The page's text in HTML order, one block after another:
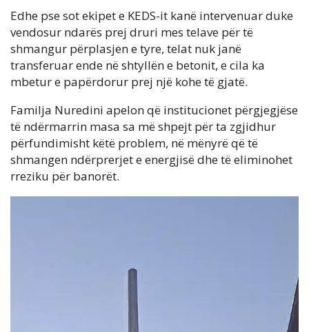
Edhe pse sot ekipet e KEDS-it kanë intervenuar duke
vendosur ndarës prej druri mes telave për të
shmangur përplasjen e tyre, telat nuk janë
transferuar ende në shtyllën e betonit, e cila ka
mbetur e papërdorur prej një kohe të gjatë.
Familja Nuredini apelon që institucionet përgjegjëse
të ndërmarrin masa sa më shpejt për ta zgjidhur
përfundimisht këtë problem, në mënyrë që të
shmangen ndërprerjet e energjisë dhe të eliminohet
rreziku për banorët.